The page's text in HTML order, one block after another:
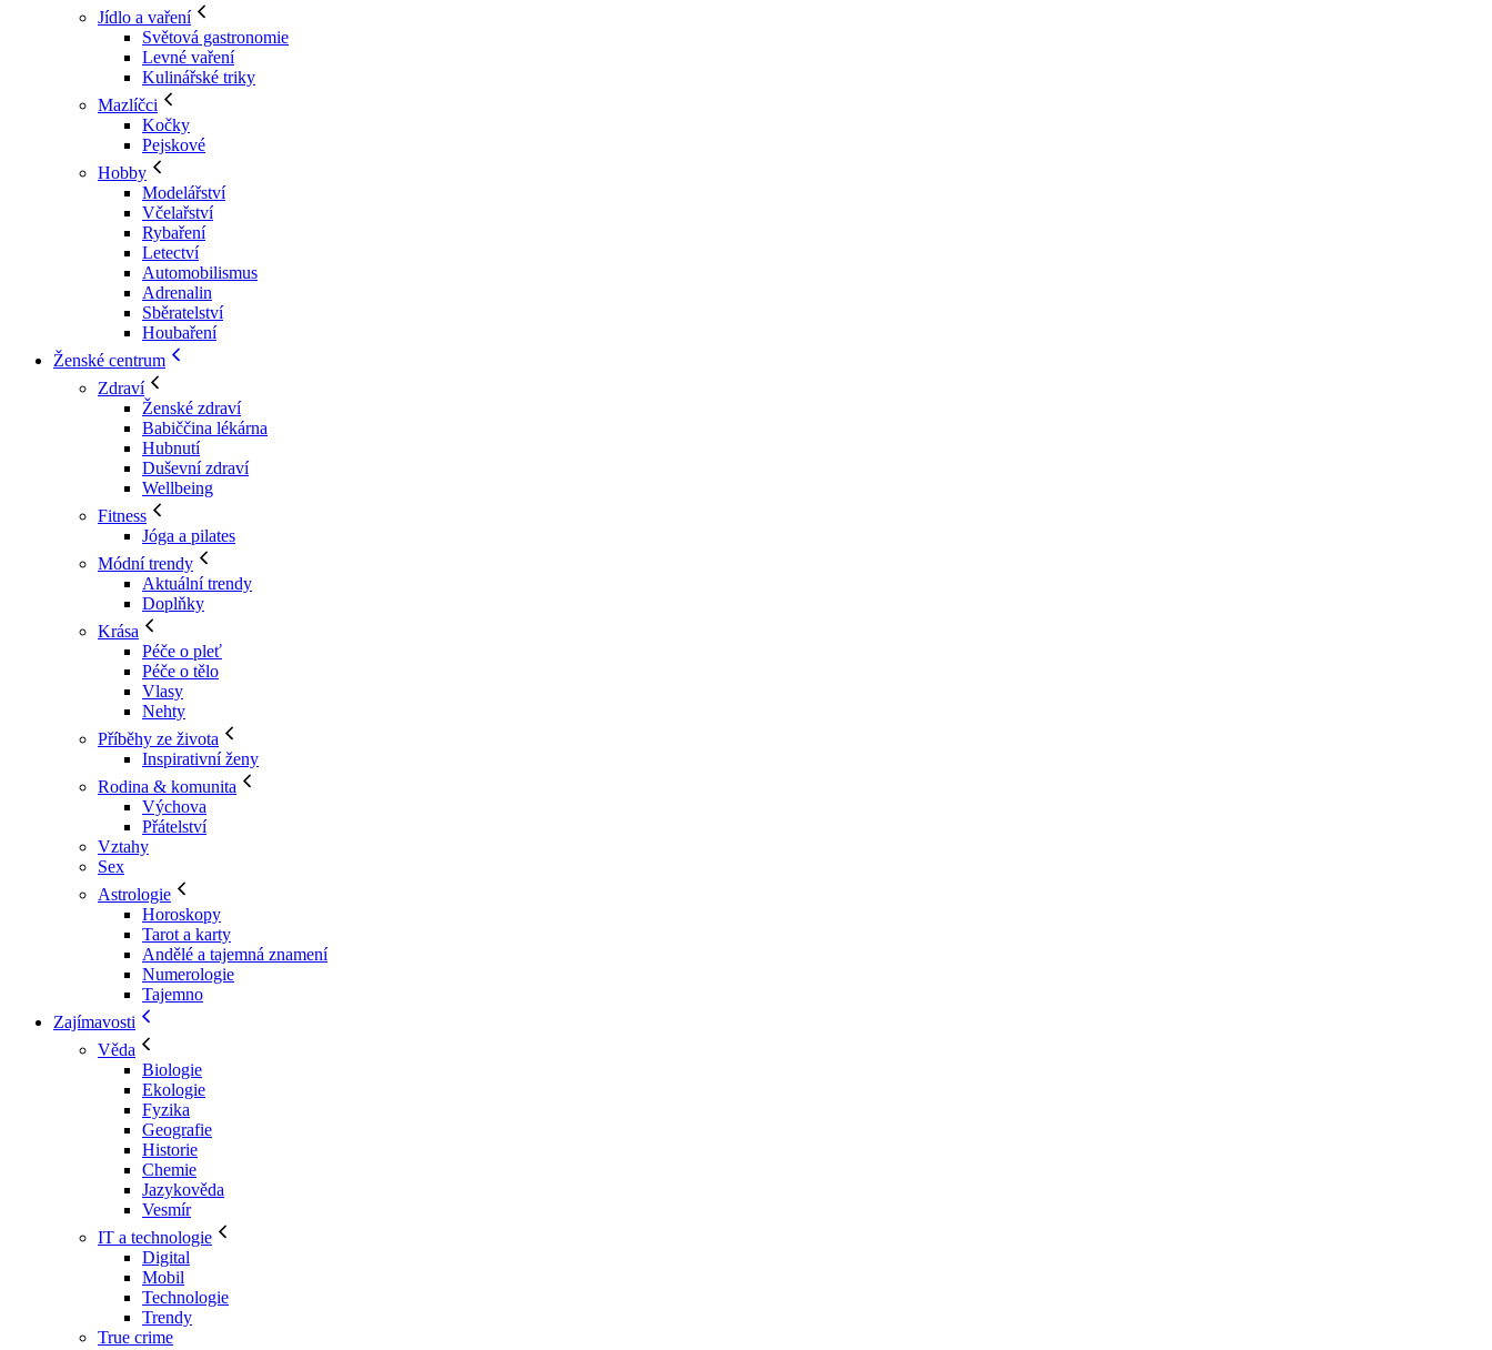
Jídlo a vaření
Světová gastronomie
Levné vaření
Kulinářské triky
Mazlíčci
Kočky
Pejskové
Hobby
Modelářství
Včelařství
Rybaření
Letectví
Automobilismus
Adrenalin
Sběratelství
Houbaření
Ženské centrum
Zdraví
Ženské zdraví
Babiččina lékárna
Hubnutí
Duševní zdraví
Wellbeing
Fitness
Jóga a pilates
Módní trendy
Aktuální trendy
Doplňky
Krása
Péče o pleť
Péče o tělo
Vlasy
Nehty
Příběhy ze života
Inspirativní ženy
Rodina & komunita
Výchova
Přátelství
Vztahy
Sex
Astrologie
Horoskopy
Tarot a karty
Andělé a tajemná znamení
Numerologie
Tajemno
Zajímavosti
Věda
Biologie
Ekologie
Fyzika
Geografie
Historie
Chemie
Jazykověda
Vesmír
IT a technologie
Digital
Mobil
Technologie
Trendy
True crime